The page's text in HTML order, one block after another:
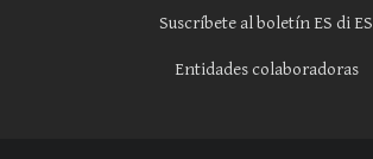
Suscríbete al boletín ES di ES
Entidades colaboradoras